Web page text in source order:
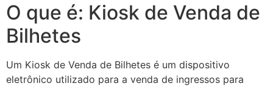
O que é: Kiosk de Venda de
Bilhetes
Um Kiosk de Venda de Bilhetes é um dispositivo
eletrônico utilizado para a venda de ingressos para